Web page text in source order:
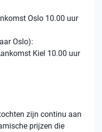
Oslo 10.00 uur
Oslo):
Kiel 10.00 uur
zijn continu aan
prijzen die